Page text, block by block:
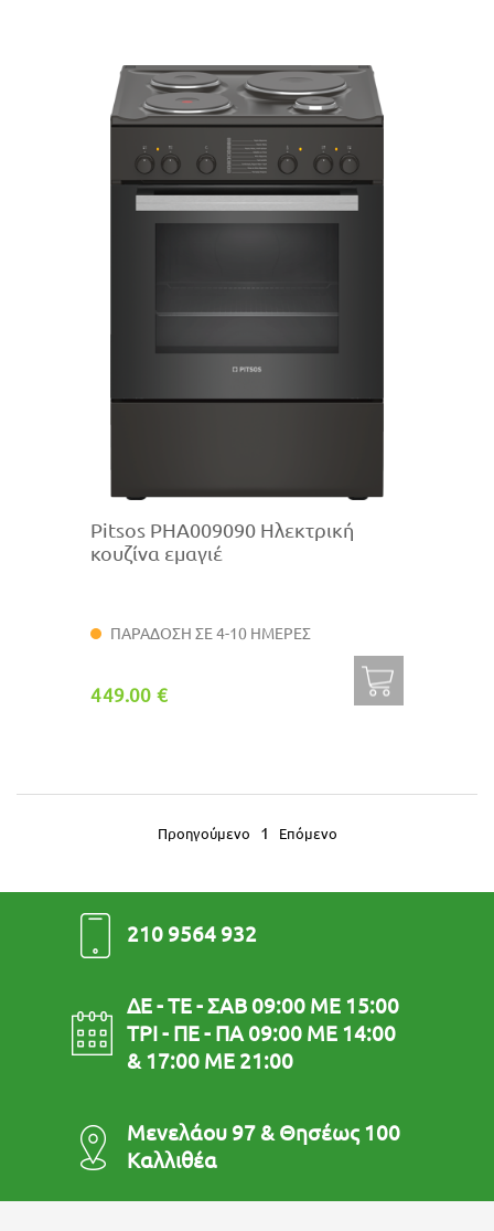
Pitsos PHA009090 Ηλεκτρική
κουζίνα εμαγιέ
ΠΑΡΑΔΟΣΗ ΣΕ 4-10 ΗΜΕΡΕΣ
449.00 €
Προηγούμενο 1 Επόμενο
210 9564 932
ΔΕ - ΤΕ - ΣΑΒ 09:00 ΜΕ 15:00
ΤΡΙ - ΠΕ - ΠΑ 09:00 ΜΕ 14:00
& 17:00 ΜΕ 21:00
Μενελάου 97 & Θησέως 100
Καλλιθέα